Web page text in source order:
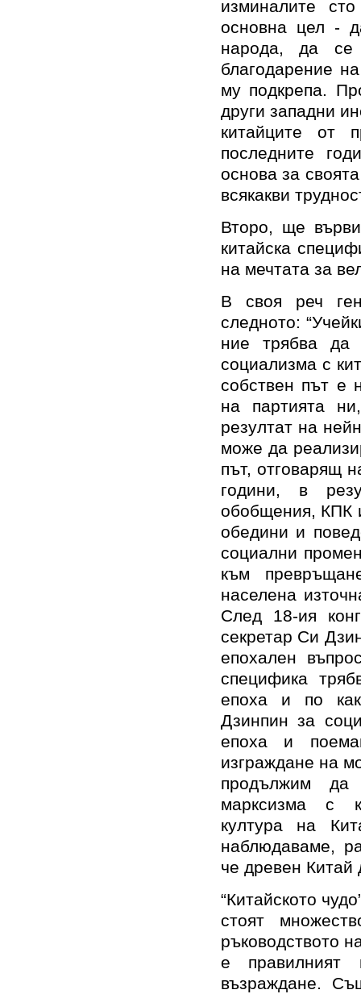
изминалите
основна цел -
народа, да се
благодарение
му подкрепа.
други западни
китайците от
последните
основа за
всякакви
Второ, ще
китайска
на мечтата за
В своя реч
следното:
ние трябва да
социализма с
собствен път е
на партията
резултат на
може да
път, отговарящ
години, в
обобщения, КПК
обедини и
социални
към
населена
След 18-ия
секретар Си
епохален
специфика
епоха и по
Дзинпин за
епоха и
изграждане на
продължим да
марксизма с
култура на
наблюдаваме,
че древен Китай
“Китайското
стоят
ръководството
е правилният
възраждане.